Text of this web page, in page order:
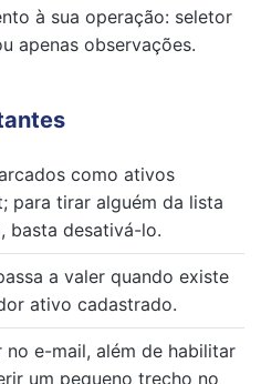
à sua operação: seletor
apenas observações.
como ativos
para tirar alguém da lista
basta desativá-lo.
a valer quando existe
ativo cadastrado.
e-mail, além de habilitar
um pequeno trecho no